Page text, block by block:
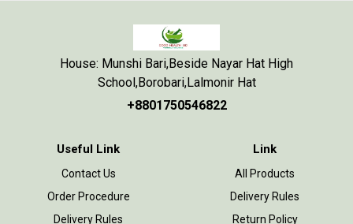
House: Munshi Bari,Beside Nayar Hat High
School,Borobari,Lalmonir Hat
+8801750546822
Useful Link
Contact Us
Order Procedure
Delivery Rules
Link
All Products
Delivery Rules
Return Policy